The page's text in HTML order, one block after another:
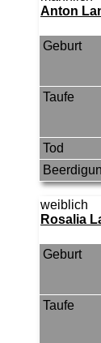
Anton
Geburt
Taufe
Tod
weiblich
Rosalia
Geburt
Taufe